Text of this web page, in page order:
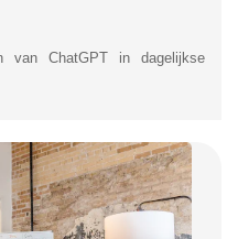
van ChatGPT in dagelijkse